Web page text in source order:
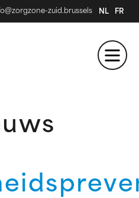
zuid.brussels NL FR